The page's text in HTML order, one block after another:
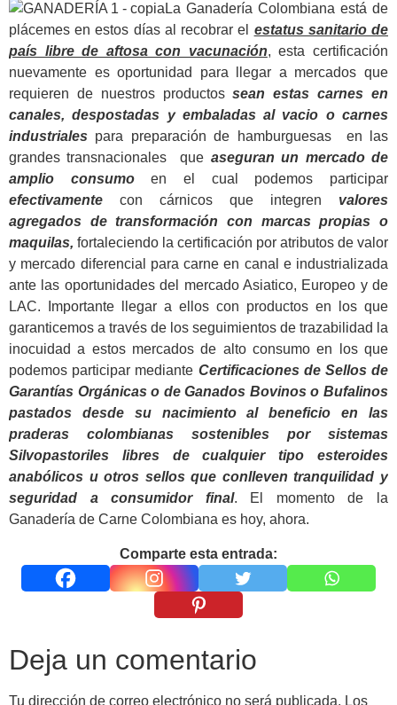
La Ganadería Colombiana está de
plácemes en estos días al recobrar el estatus sanitario de
país libre de aftosa con vacunación, esta certificación
nuevamente es oportunidad para llegar a mercados que
requieren de nuestros productossean estas carnes en
canales, despostadas y embaladas al vacio o carnes
industriales para preparación de hamburguesas en las
grandes transnacionales que aseguran un mercado de
amplio consumoen el cual podemos participar
efectivamente con cárnicos que integren valores
agregados de transformación con marcas propias o
maquilas, fortaleciendo la certificación por atributos de valor
y mercado diferencial para carne en canal e industrializada
ante las oportunidades del mercado Asiatico, Europeo y de
LAC. Importante llegar a ellos con productos en los que
garanticemos a través de los seguimientos de trazabilidad la
inocuidad a estos mercados de alto consumo en los que
podemos participar mediante Certificaciones de Sellos de
Garantías Orgánicas o de Ganados Bovinos o Bufalinos
pastados desde su nacimiento al beneficio en las
praderas colombianas sostenibles por sistemas
Silvopastoriles libres de cualquier tipo esteroides
anabólicos u otros sellos que conlleven tranquilidad y
seguridad a consumidor final. El momento de la
Ganadería de Carne Colombiana es hoy, ahora.
Comparte esta entrada:
Deja un comentario
Tu dirección de correo electrónico no será publicada. Los